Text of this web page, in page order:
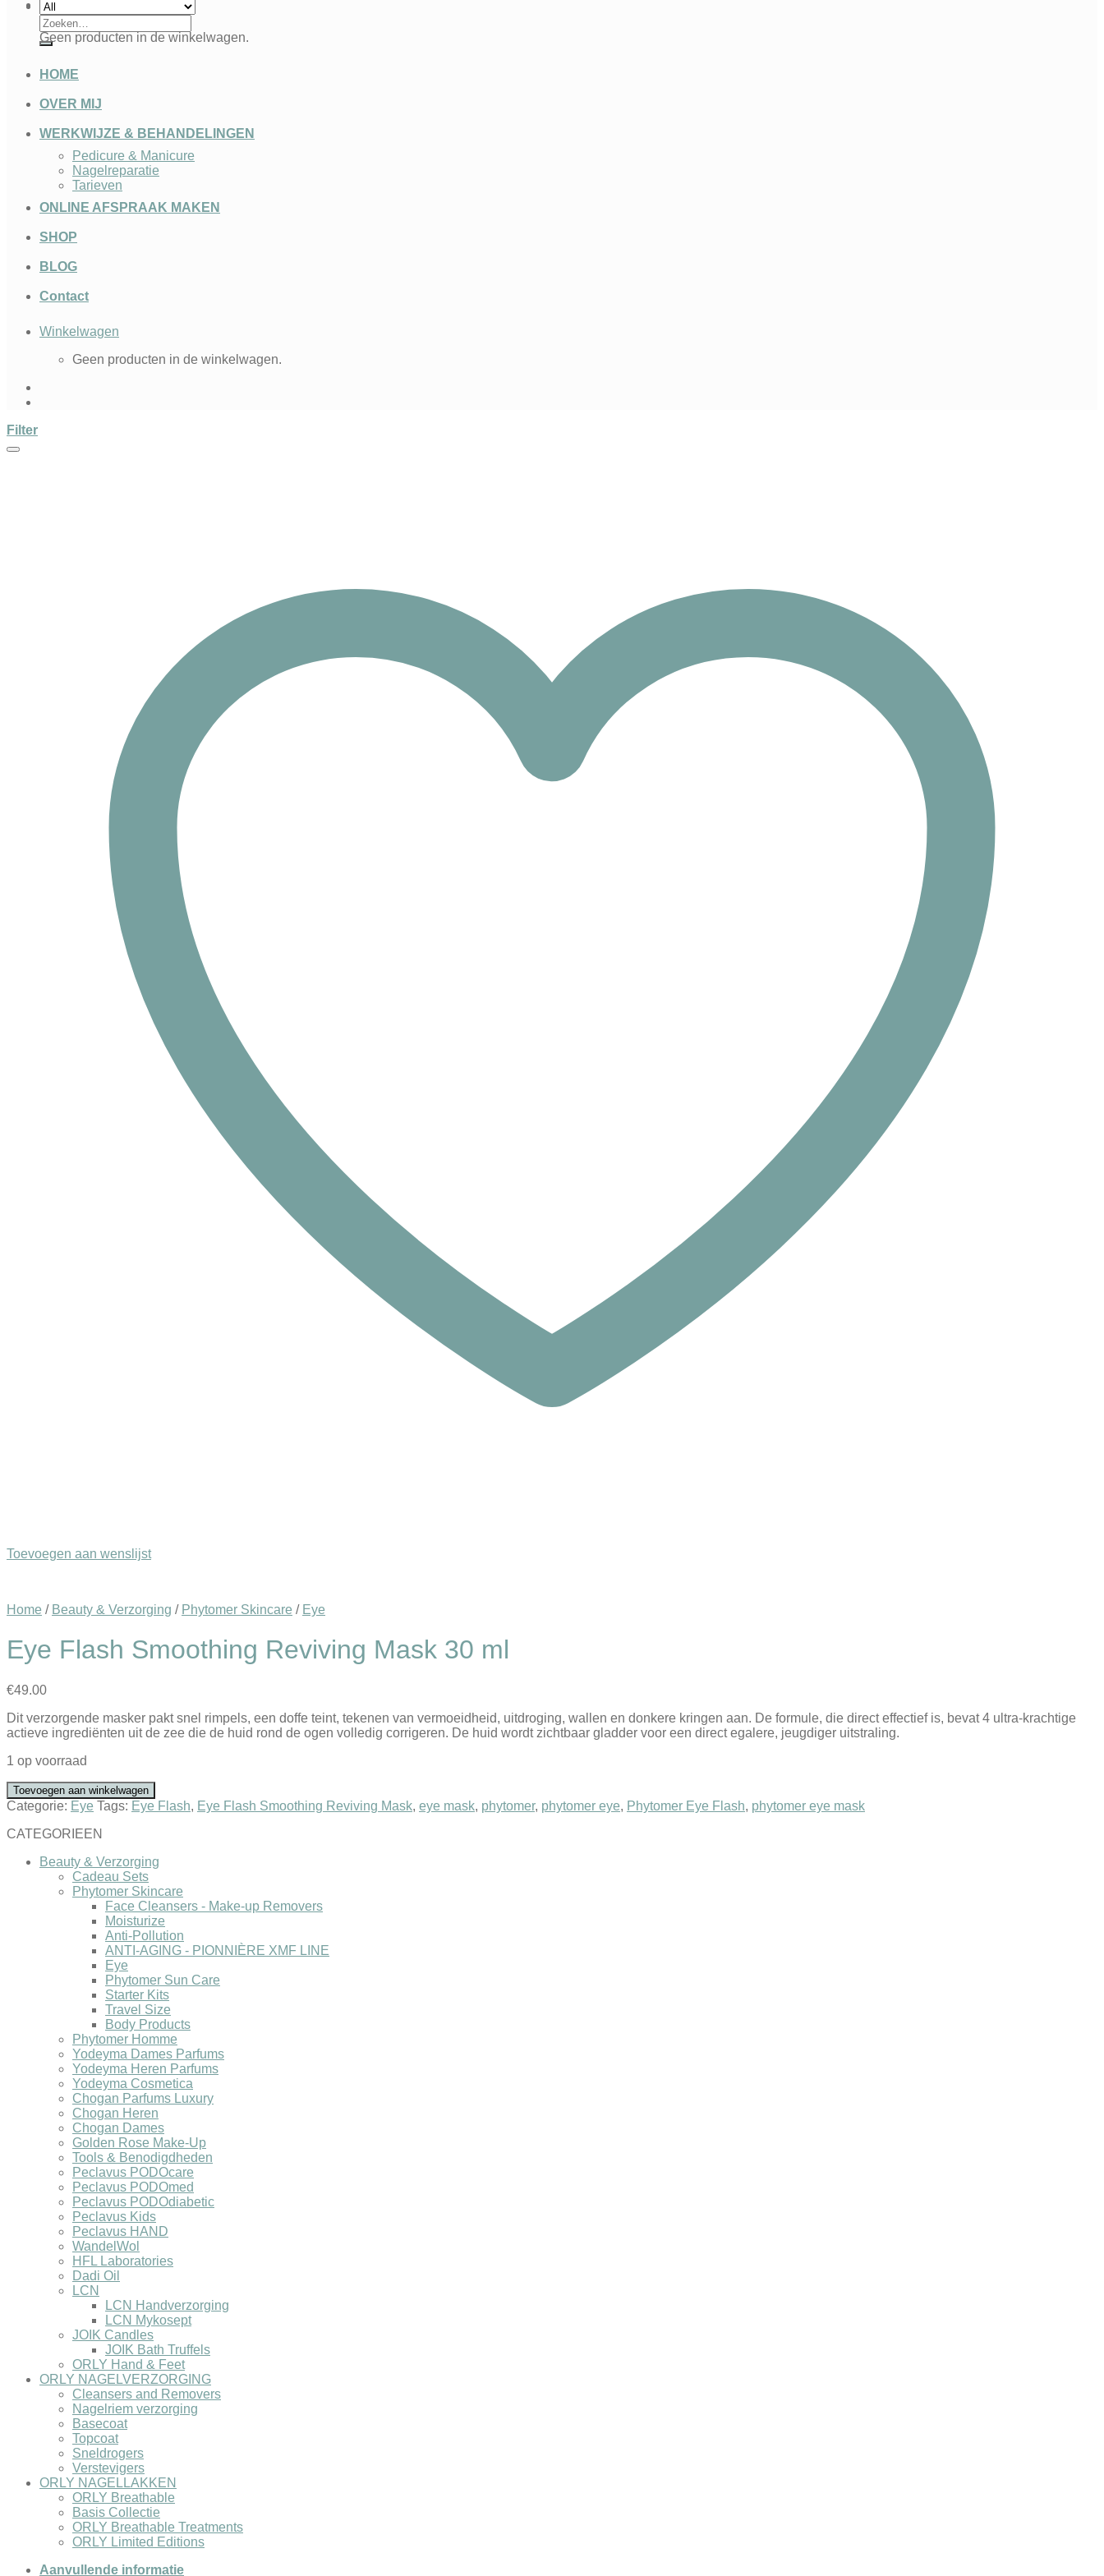
Winkelwagen
Geen producten in de winkelwagen.
Zoeken
naar:
HOME
OVER MIJ
WERKWIJZE & BEHANDELINGEN
Pedicure & Manicure
Nagelreparatie
Tarieven
ONLINE AFSPRAAK MAKEN
SHOP
BLOG
Contact
Winkelwagen
Geen producten in de winkelwagen.
Filter
Toevoegen aan wenslijst
Home / Beauty & Verzorging / Phytomer Skincare / Eye
Eye Flash Smoothing Reviving Mask 30 ml
€49.00
Dit verzorgende masker pakt snel rimpels, een doffe teint, tekenen van vermoeidheid, uitdroging, wallen en donkere kringen aan. De formule, die direct effectief is, bevat 4 ultra-krachtige
actieve ingrediënten uit de zee die de huid rond de ogen volledig corrigeren. De huid wordt zichtbaar gladder voor een direct egalere, jeugdiger uitstraling.
1 op voorraad
Toevoegen aan winkelwagen
Categorie: Eye Tags: Eye Flash, Eye Flash Smoothing Reviving Mask, eye mask, phytomer, phytomer eye, Phytomer Eye Flash, phytomer eye mask
CATEGORIEEN
Beauty & Verzorging
Cadeau Sets
Phytomer Skincare
Face Cleansers - Make-up Removers
Moisturize
Anti-Pollution
ANTI-AGING - PIONNIÈRE XMF LINE
Eye
Phytomer Sun Care
Starter Kits
Travel Size
Body Products
Phytomer Homme
Yodeyma Dames Parfums
Yodeyma Heren Parfums
Yodeyma Cosmetica
Chogan Parfums Luxury
Chogan Heren
Chogan Dames
Golden Rose Make-Up
Tools & Benodigdheden
Peclavus PODOcare
Peclavus PODOmed
Peclavus PODOdiabetic
Peclavus Kids
Peclavus HAND
WandelWol
HFL Laboratories
Dadi Oil
LCN
LCN Handverzorging
LCN Mykosept
JOIK Candles
JOIK Bath Truffels
ORLY Hand & Feet
ORLY NAGELVERZORGING
Cleansers and Removers
Nagelriem verzorging
Basecoat
Topcoat
Sneldrogers
Verstevigers
ORLY NAGELLAKKEN
ORLY Breathable
Basis Collectie
ORLY Breathable Treatments
ORLY Limited Editions
Aanvullende informatie